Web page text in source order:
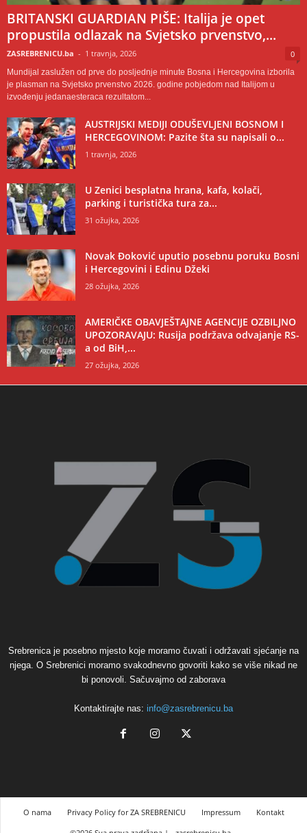
BRITANSKI GUARDIAN PIŠE: Italija je opet
propustila odlazak na Svjetsko prvenstvo,...
ZASREBRENICU.ba - 1 travnja, 2026 0
Mundijal zaslužen od prve do posljednje minute Bosna i Hercegovina izborila
je plasman na Svjetsko prvenstvo 2026. godine pobjedom nad Italijom u
izvođenju jedanaesteraca rezultatom...
AUSTRIJSKI MEDIJI ODUŠEVLJENI BOSNOM I
HERCEGOVINOM: Pazite šta su napisali o...
1 travnja, 2026
U Zenici besplatna hrana, kafa, kolači,
parking i turistička tura za...
31 ožujka, 2026
Novak Đoković uputio posebnu poruku Bosni
i Hercegovini i Edinu Džeki
28 ožujka, 2026
AMERIČKE OBAVJEŠTAJNE AGENCIJE OZBILJNO
UPOZORAVAJU: Rusija podržava odvajanje RS-
a od BiH,...
27 ožujka, 2026
Srebrenica je posebno mjesto koje moramo čuvati i održavati sjećanje na
njega. O Srebrenici moramo svakodnevno govoriti kako se više nikad ne
bi ponovoli. Sačuvajmo od zaborava
Kontaktirajte nas: info@zasrebrenicu.ba
O nama Privacy Policy for ZA SREBRENICU Impressum
Kontakt